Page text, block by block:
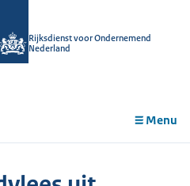
Rijksdienst voor Ondernemend
Nederland
Menu